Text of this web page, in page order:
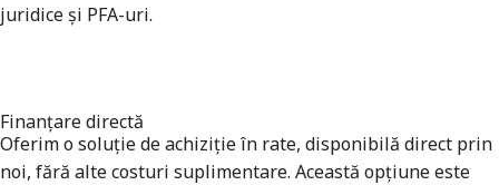
juridice și PFA-uri.
Finanțare directă
Oferim o soluție de achiziție în rate, disponibilă direct prin
noi, fără alte costuri suplimentare. Această opțiune este